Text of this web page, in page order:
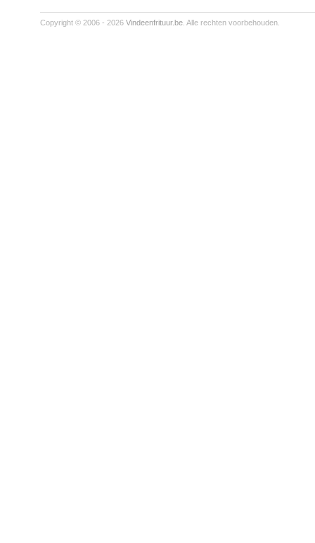
Copyright © 2006 - 2026 Vindeenfrituur.be . Alle rechten voorbehouden.